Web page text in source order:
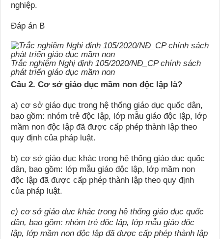
nghiệp.
Đáp án B
Trắc nghiệm Nghị định 105/2020/NĐ_CP chính sách
phát triển giáo dục mầm non
Câu 2. Cơ sở giáo dục mầm non độc lập là?
a) cơ sở giáo dục trong hệ thống giáo dục quốc dân,
bao gồm: nhóm trẻ độc lập, lớp mẫu giáo độc lập, lớp
mầm non độc lập đã được cấp phép thành lập theo
quy định của pháp luật.
b) cơ sở giáo dục khác trong hệ thống giáo dục quốc
dân, bao gồm: lớp mẫu giáo độc lập, lớp mầm non
độc lập đã được cấp phép thành lập theo quy định
của pháp luật.
c) cơ sở giáo dục khác trong hệ thống giáo dục quốc
dân, bao gồm: nhóm trẻ độc lập, lớp mẫu giáo độc
lập, lớp mầm non độc lập đã được cấp phép thành lập